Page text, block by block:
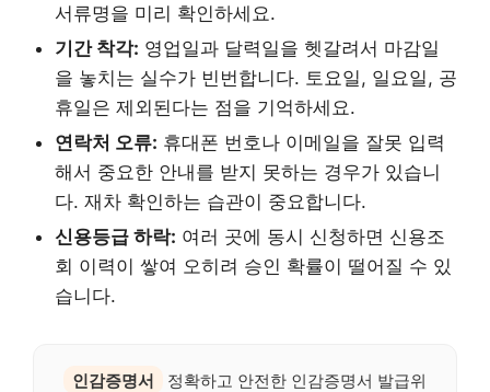
서류명을 미리 확인하세요.
기간 착각: 영업일과 달력일을 헷갈려서 마감일
을 놓치는 실수가 빈번합니다. 토요일, 일요일, 공
휴일은 제외된다는 점을 기억하세요.
연락처 오류: 휴대폰 번호나 이메일을 잘못 입력
해서 중요한 안내를 받지 못하는 경우가 있습니
다. 재차 확인하는 습관이 중요합니다.
신용등급 하락: 여러 곳에 동시 신청하면 신용조
회 이력이 쌓여 오히려 승인 확률이 떨어질 수 있
습니다.
인감증명서
정확하고 안전한 인감증명서 발급위